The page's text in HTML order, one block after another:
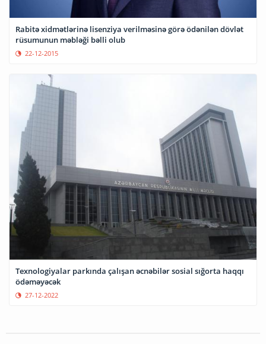
Rabitə xidmətlərinə lisenziya verilməsinə görə ödənilən dövlət
rüsumunun məbləği bəlli olub
22-12-2015
Texnologiyalar parkında çalışan əcnəbilər sosial sığorta haqqı
ödəməyəcək
27-12-2022